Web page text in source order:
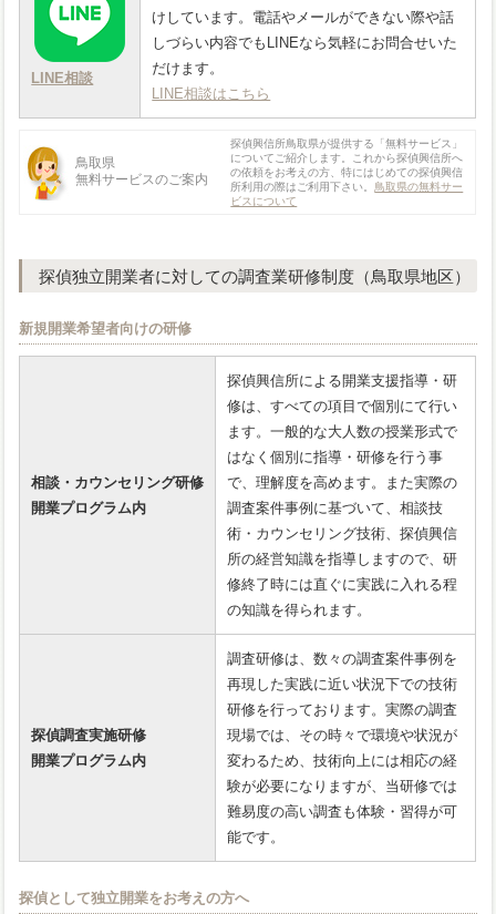
LINE相談
けしています。電話やメールができない際や話
しづらい内容でもLINEなら気軽にお問合せいた
だけます。
LINE相談はこちら
鳥取県
無料サービスのご案内
探偵興信所鳥取県が提供する「無料サービス」
についてご紹介します。これから探偵興信所へ
の依頼をお考えの方、特にはじめての探偵興信
所利用の際はご利用下さい。 鳥取県の無料サー
ビスについて
探偵独立開業者に対しての調査業研修制度（鳥取県地区）
新規開業希望者向けの研修
相談・カウンセリング研修
開業プログラム内
探偵興信所による開業支援指導・研
修は、すべての項目で個別にて行い
ます。一般的な大人数の授業形式で
はなく個別に指導・研修を行う事
で、理解度を高めます。また実際の
調査案件事例に基づいて、相談技
術・カウンセリング技術、探偵興信
所の経営知識を指導しますので、研
修終了時には直ぐに実践に入れる程
の知識を得られます。
探偵調査実施研修
開業プログラム内
調査研修は、数々の調査案件事例を
再現した実践に近い状況下での技術
研修を行っております。実際の調査
現場では、その時々で環境や状況が
変わるため、技術向上には相応の経
験が必要になりますが、当研修では
難易度の高い調査も体験・習得が可
能です。
探偵として独立開業をお考えの方へ